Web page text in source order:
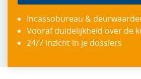
Incassobureau &
Vooraf duidelijkheid over de
24/7 inzicht in je dossiers